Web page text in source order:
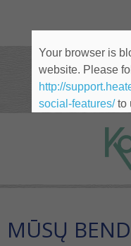
MŪSŲ
Your browser is
website. Please
http://
social-features/to